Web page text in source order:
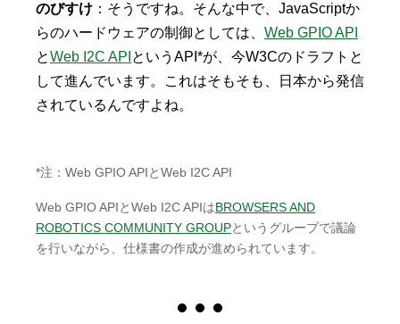
のびすけ ：そうですね。そんな中で、JavaScriptか
らのハードウェアの制御としては、 Web GPIO API
とWeb I2C API というAPI*が、今W3Cのドラフトと
して進んでいます。これはそもそも、日本から発信
されているんですよね。
*注：Web GPIO APIとWeb I2C API
Web GPIO APIとWeb I2C APIはBROWSERS AND
ROBOTICS COMMUNITY GROUPというグループで議論
を行いながら、仕様書の作成が進められています。